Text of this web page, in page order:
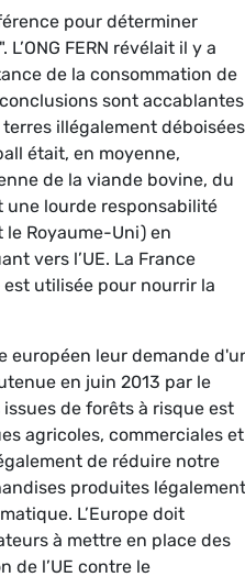
pour déterminer
FERN révélait il y a
de la consommation de
sont accablantes
illégalement déboisées
était, en moyenne,
de la viande bovine, du
une lourde responsabilité
le Royaume-Uni) en
vers l’UE. La France
utilisée pour nourrir la
européen leur demande
en juin 2013 par le
de forêts à risque est
agricoles, commerciales et
de réduire notre
produites légalement
L’Europe doit
à mettre en place des
de l’UE contre le